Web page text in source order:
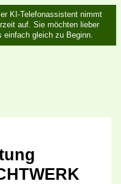
KI-Telefonassistent nimmt
auf. Sie möchten lieber
einfach gleich zu Beginn.